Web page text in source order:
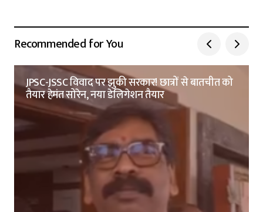
Recommended for You
JPSC-JSSC विवाद पर झुकी सरकार! छात्रों से बातचीत को
तैयार हेमंत सोरेन, नया डेलिगेशन तैयार